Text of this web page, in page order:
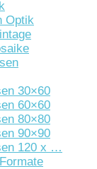
Optik
30×60
60×60
80×80
90×90
120 x …